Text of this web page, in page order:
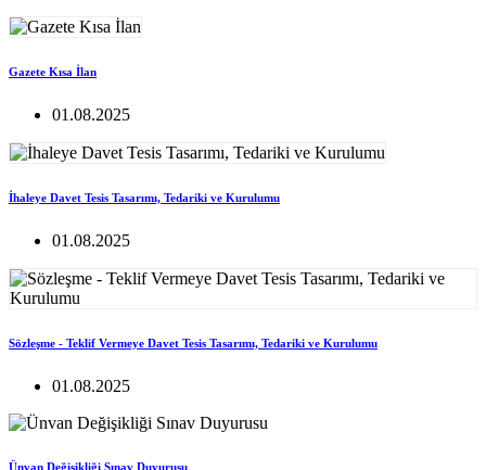
Gazete Kısa İlan
01.08.2025
İhaleye Davet Tesis Tasarımı, Tedariki ve Kurulumu
01.08.2025
Sözleşme - Teklif Vermeye Davet Tesis Tasarımı, Tedariki ve Kurulumu
01.08.2025
Ünvan Değişikliği Sınav Duyurusu